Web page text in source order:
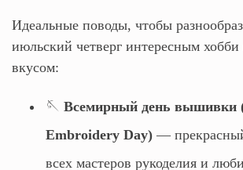
Идеальные поводы, чтобы
июльский четверг интересным
вкусом:
🪡 Всемирный день вышивки
Embroidery Day) —
всех мастеров рукоделия и